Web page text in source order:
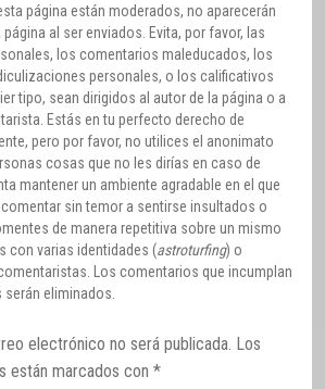
página están moderados, no aparecerán
al ser enviados. Evita, por favor, las
los comentarios maleducados, los
personales, o los calificativos
tipo, sean dirigidos al autor de la página o a
Estás en tu perfecto derecho de
pero por favor, no utilices el anonimato
cosas que no les dirías en caso de
mantener un ambiente agradable en el que
sin temor a sentirse insultados o
de manera repetitiva sobre un mismo
con varias identidades (astroturfing) o
Los comentarios que incumplan
eliminados.
electrónico no será publicada. Los
están marcados con *